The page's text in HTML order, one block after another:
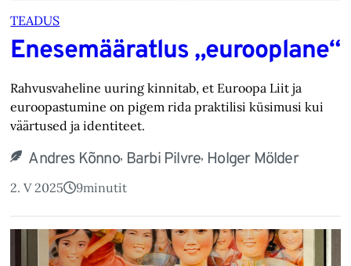
TEADUS
Enesemääratlus „eurooplane“
Rahvusvaheline uuring kinnitab, et Euroopa Liit ja
euroopastumine on pigem rida praktilisi küsimusi kui
väärtused ja identiteet.
Andres Kõnno, Barbi Pilvre, Holger Mölder
2. V 2025 9minutit